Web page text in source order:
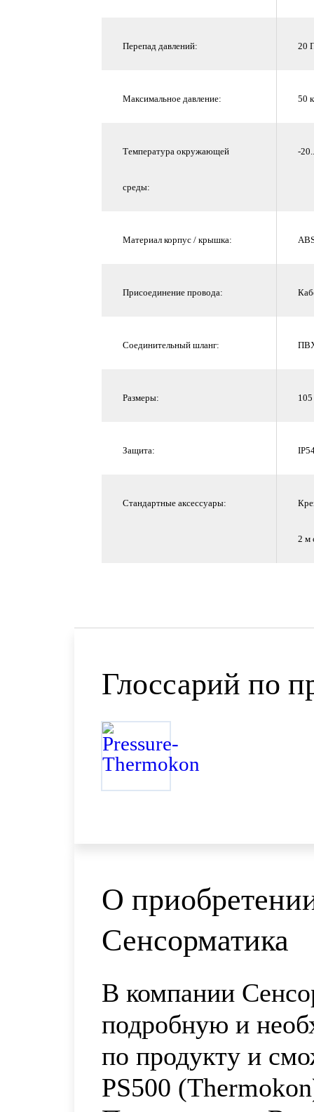
Перепад давлений: 20
Максимальное давление: 50
Температура окружающей
среды:
-
Материал корпус / крышка:
Присоединение провода:
Соединительный шланг:
Размеры:
Защита:
Стандартные аксессуары:
2 м
Глоссарий по
О
Сенсорматика
В компании
подробную и
по продукту и
PS500